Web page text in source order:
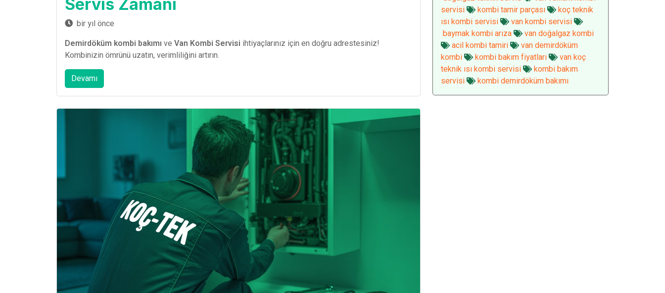
Servis Zamanı
bir yıl önce
Demirdöküm kombi bakımı ve Van Kombi Servisi ihtiyaçlarınız için en doğru adrestesiniz!
Kombinizin ömrünü uzatın, verimliliğini artırın.
Devamı
servisi
kombi tamir parçası
koç teknik
ısı kombi servisi
van kombi servisi
baymak kombi arıza
van doğalgaz kombi
acil kombi tamiri
van demirdöküm
kombi
kombi bakım fiyatları
van koç
teknik ısı kombi servisi
kombi bakım
servisi
kombi demirdöküm bakımı